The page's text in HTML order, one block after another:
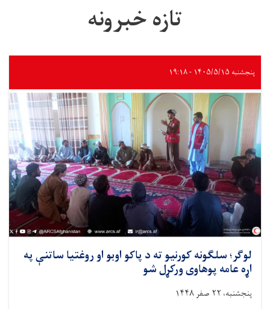
تازه خبرونه
پنجشنبه ۱۴۰۵/۵/۱۵ - ۱۹:۱۸
لوګر؛ سلګونه کورنیو ته د پاکو اوبو او روغتیا ساتنې په
اړه عامه پوهاوی ورکړل شو
پنجشنبه، ۲۲ صفر ۱۴۴۸